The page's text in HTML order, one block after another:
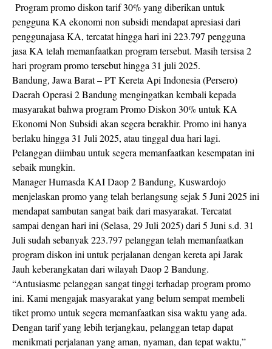
Program promo diskon tarif 30% yang diberikan untuk
pengguna KA ekonomi non subsidi mendapat apresiasi dari
penggunajasa KA, tercatat hingga hari ini 223.797 pengguna
jasa KA telah memanfaatkan program tersebut. Masih tersisa 2
hari program promo tersebut hingga 31 juli 2025.
Bandung, Jawa Barat – PT Kereta Api Indonesia (Persero)
Daerah Operasi 2 Bandung mengingatkan kembali kepada
masyarakat bahwa program Promo Diskon 30% untuk KA
Ekonomi Non Subsidi akan segera berakhir. Promo ini hanya
berlaku hingga 31 Juli 2025, atau tinggal dua hari lagi.
Pelanggan diimbau untuk segera memanfaatkan kesempatan ini
sebaik mungkin.
Manager Humasda KAI Daop 2 Bandung, Kuswardojo
menjelaskan promo yang telah berlangsung sejak 5 Juni 2025 ini
mendapat sambutan sangat baik dari masyarakat. Tercatat
sampai dengan hari ini (Selasa, 29 Juli 2025) dari 5 Juni s.d. 31
Juli sudah sebanyak 223.797 pelanggan telah memanfaatkan
program diskon ini untuk perjalanan dengan kereta api Jarak
Jauh keberangkatan dari wilayah Daop 2 Bandung.
“Antusiasme pelanggan sangat tinggi terhadap program promo
ini. Kami mengajak masyarakat yang belum sempat membeli
tiket promo untuk segera memanfaatkan sisa waktu yang ada.
Dengan tarif yang lebih terjangkau, pelanggan tetap dapat
menikmati perjalanan yang aman, nyaman, dan tepat waktu,”